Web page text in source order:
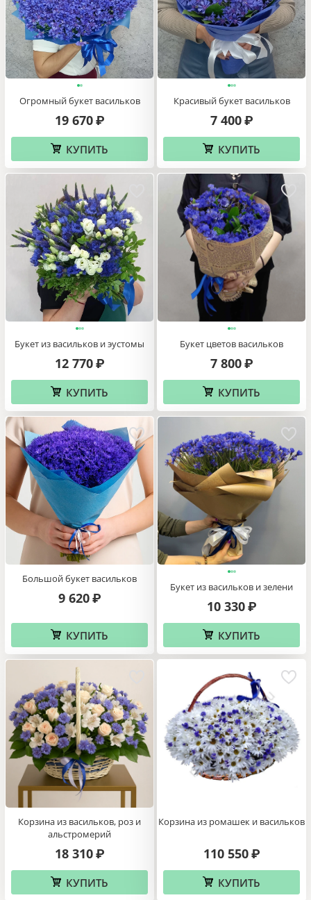
Огромный букет васильков
19 670 ₽
КУПИТЬ
Красивый букет васильков
7 400 ₽
КУПИТЬ
Букет из васильков и эустомы
12 770 ₽
КУПИТЬ
Букет цветов васильков
7 800 ₽
КУПИТЬ
Большой букет васильков
9 620 ₽
КУПИТЬ
Букет из васильков и зелени
10 330 ₽
КУПИТЬ
Корзина из васильков, роз и
альстромерий
18 310 ₽
КУПИТЬ
Корзина из ромашек и васильков
110 550 ₽
КУПИТЬ